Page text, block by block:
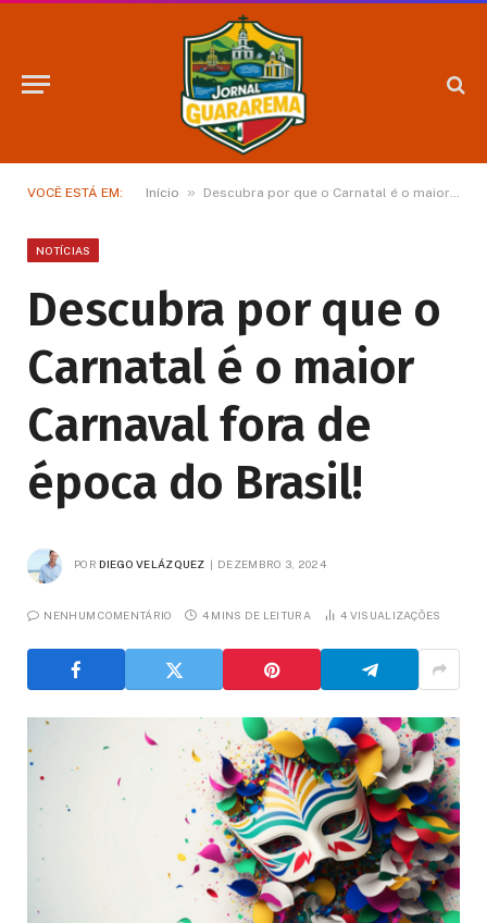
VOCÊ ESTÁ EM: Início » Descubra por que o Carnatal é o maior Carnaval fora de época do Brasil!
NOTÍCIAS
Descubra por que o
Carnatal é o maior
Carnaval fora de
época do Brasil!
POR DIEGO VELÁZQUEZ DEZEMBRO 3, 2024
NENHUM COMENTÁRIO 4 MINS DE LEITURA 4 VISUALIZAÇÕES